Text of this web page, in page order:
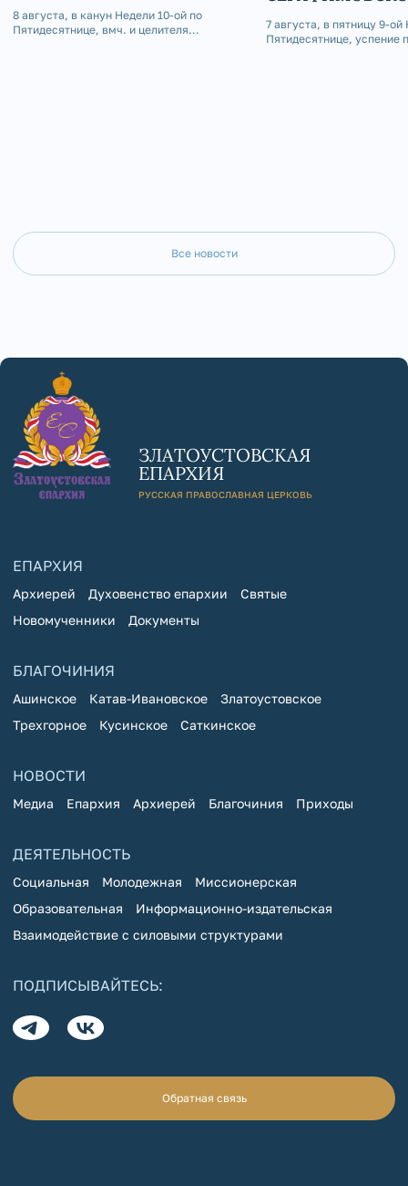
Все новости
8 августа, в канун Недели 10-ой по
Пятидесятнице, вмч. и целителя
7 августа, в пятницу 9-ой
Пятидесятнице, успение
ЗЛАТОУСТОВСКАЯ
ЕПАРХИЯ
РУССКАЯ ПРАВОСЛАВНАЯ ЦЕРКОВЬ
ЕПАРХИЯ
Архиерей Духовенство епархии
Святые
Новомученники
Документы
БЛАГОЧИНИЯ
Ашинское Катав-Ивановское
Златоустовское
Трехгорное
Кусинское Саткинское
НОВОСТИ
Медиа Епархия Архиерей Благочиния Приходы
ДЕЯТЕЛЬНОСТЬ
Социальная Молодежная
Миссионерская
Образовательная
Информационно-издательская
Взаимодействие с силовыми структурами
ПОДПИСЫВАЙТЕСЬ:
Обратная связь